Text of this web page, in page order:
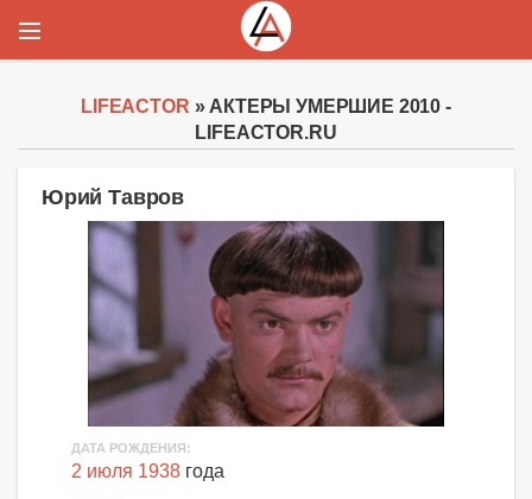
LIFEACTOR » АКТЕРЫ УМЕРШИЕ 2010 -
LIFEACTOR.RU
Юрий Тавров
ДАТА РОЖДЕНИЯ:
2 июля 1938 года